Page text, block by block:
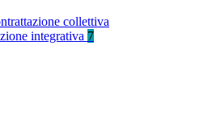
collettiva
integrativa 7